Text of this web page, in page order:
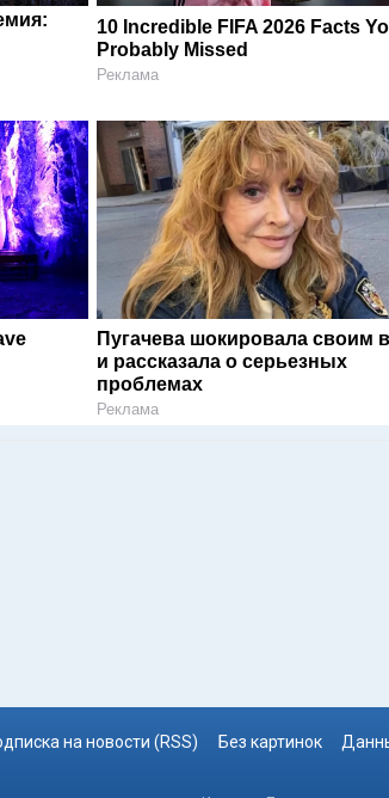
10 Incredible FIFA 2026 Facts
Probably Missed
Реклама
Пугачева шокировала своим
и рассказала о серьезных
проблемах
Реклама
на новости (RSS) Без картинок